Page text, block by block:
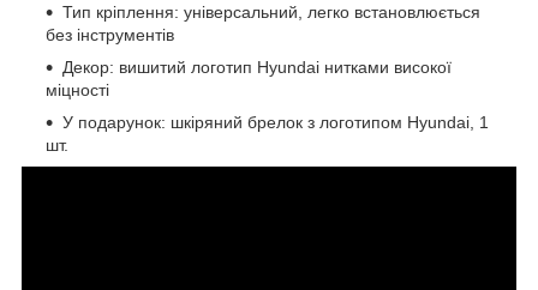
Тип кріплення: універсальний, легко встановлюється
без інструментів
Декор: вишитий логотип Hyundai нитками високої
міцності
У подарунок: шкіряний брелок з логотипом Hyundai, 1
шт.